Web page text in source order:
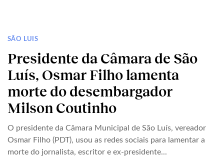
SÃO LUIS
Presidente da Câmara de São
Luís, Osmar Filho lamenta
morte do desembargador
Milson Coutinho
O presidente da Câmara Municipal de São Luís, vereador
Osmar Filho (PDT), usou as redes sociais para lamentar a
morte do jornalista, escritor e ex-presidente...